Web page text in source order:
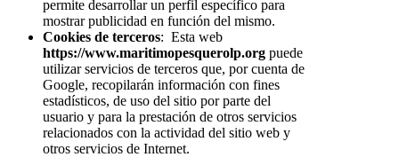
permite desarrollar un perfil específico para
mostrar publicidad en función del mismo.
Cookies de terceros: Esta web
https://www.maritimopesquerolp.org puede
utilizar servicios de terceros que, por cuenta de
Google, recopilarán información con fines
estadísticos, de uso del sitio por parte del
usuario y para la prestación de otros servicios
relacionados con la actividad del sitio web y
otros servicios de Internet.